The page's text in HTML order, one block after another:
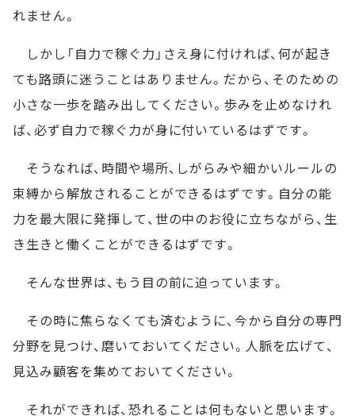
れません。
しかし「自力で稼ぐ力」さえ身に付ければ、何が起き
ても路頭に迷うことはありません。だから、そのための
小さな一歩を踏み出してください。歩みを止めなけれ
ば、必ず自力で稼ぐ力が身に付いているはずです。
そうなれば、時間や場所、しがらみや細かいルールの
束縛から解放されることができるはずです。自分の能
力を最大限に発揮して、世の中のお役に立ちながら、生
き生きと働くことができるはずです。
そんな世界は、もう目の前に迫っています。
その時に焦らなくても済むように、今から自分の専門
分野を見つけ、磨いておいてください。人脈を広げて、
見込み顧客を集めておいてください。
それができれば、恐れることは何もないと思います。